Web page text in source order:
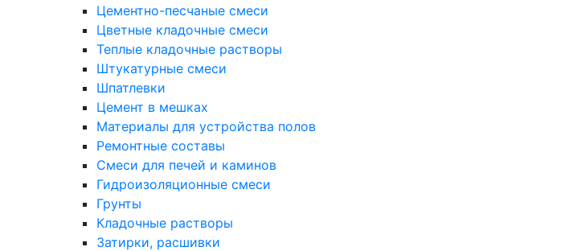
Цементно-песчаные смеси
Цветные кладочные смеси
Теплые кладочные растворы
Штукатурные смеси
Шпатлевки
Цемент в мешках
Материалы для устройства полов
Ремонтные составы
Смеси для печей и каминов
Гидроизоляционные смеси
Грунты
Кладочные растворы
Затирки, расшивки